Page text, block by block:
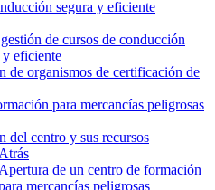
segura y eficiente
de cursos de conducción
y eficiente
de organismos de certificación de
para mercancías peligrosas
del centro y sus recursos
Atrás
Apertura de un centro de formación
mercancías peligrosas